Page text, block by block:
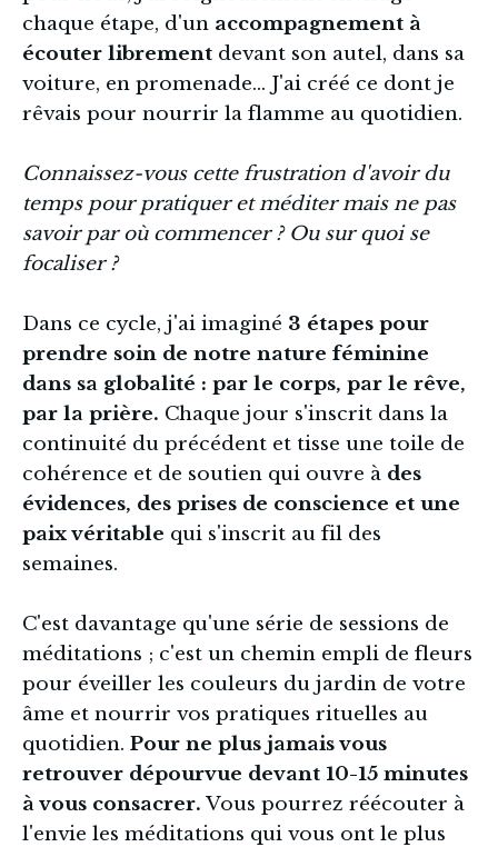
chaque étape, d'un accompagnement à
écouter librement devant son autel, dans sa
voiture, en promenade... J'ai créé ce dont je
rêvais pour nourrir la flamme au quotidien.
Connaissez-vous cette frustration d'avoir du
temps pour pratiquer et méditer mais ne pas
savoir par où commencer ? Ou sur quoi se
focaliser ?
Dans ce cycle, j'ai imaginé 3 étapes pour
prendre soin de notre nature féminine
dans sa globalité : par le corps, par le rêve,
par la prière. Chaque jour s'inscrit dans la
continuité du précédent et tisse une toile de
cohérence et de soutien qui ouvre à des
évidences, des prises de conscience et une
paix véritable qui s'inscrit au fil des
semaines.
C'est davantage qu'une série de sessions de
méditations ; c'est un chemin empli de fleurs
pour éveiller les couleurs du jardin de votre
âme et nourrir vos pratiques rituelles au
quotidien. Pour ne plus jamais vous
retrouver dépourvue devant 10-15 minutes
à vous consacrer. Vous pourrez réécouter à
l'envie les méditations qui vous ont le plus